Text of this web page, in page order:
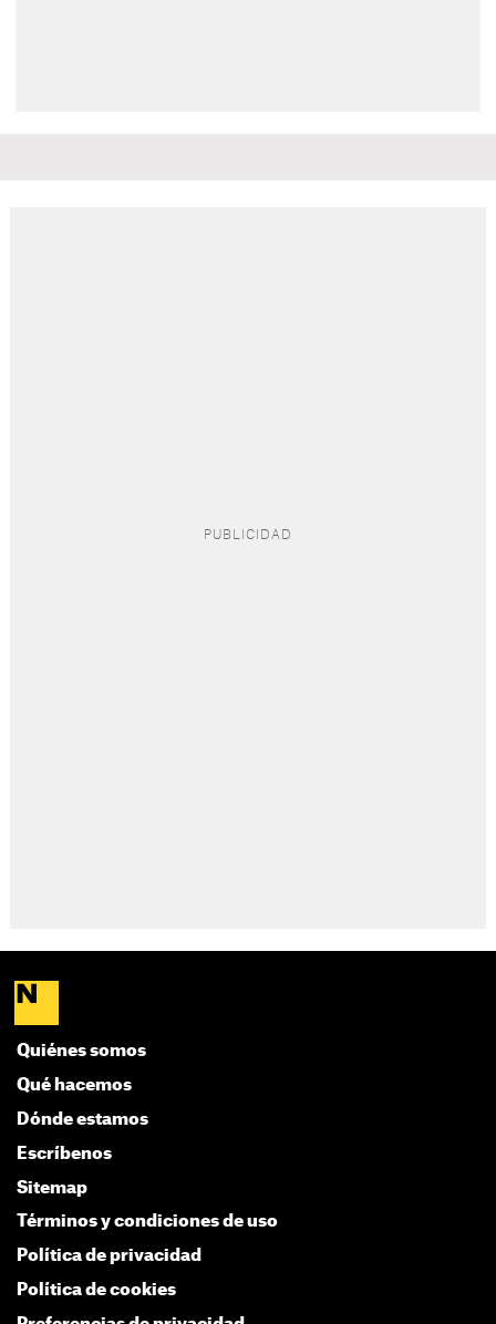
Quiénes somos
Qué hacemos
Dónde estamos
Escríbenos
Sitemap
Términos y condiciones de uso
Política de privacidad
Política de cookies